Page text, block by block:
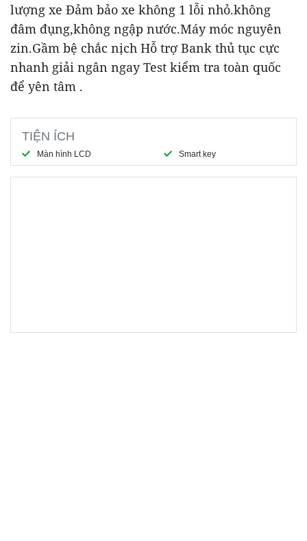
lượng xe Đảm bảo xe không 1 lỗi nhỏ.không
đâm đụng,không ngập nước.Máy móc nguyên
zin.Gầm bệ chắc nịch Hỗ trợ Bank thủ tục cực
nhanh giải ngân ngay Test kiểm tra toàn quốc
để yên tâm .
TIỆN ÍCH
Màn hình LCD Smart key